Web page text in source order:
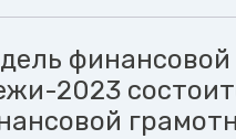
финансовой
2023